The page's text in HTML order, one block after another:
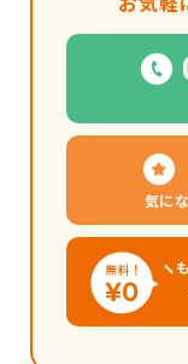
気に